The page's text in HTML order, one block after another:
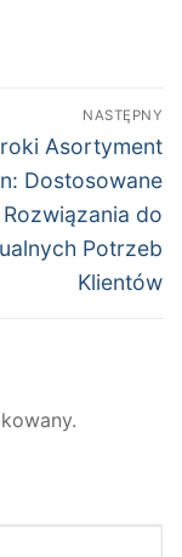
NASTĘPNY
Asortyment
Dostosowane
Rozwiązania do
Potrzeb
Klientów